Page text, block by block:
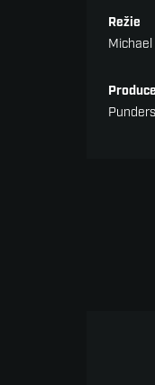
Režie
Michael